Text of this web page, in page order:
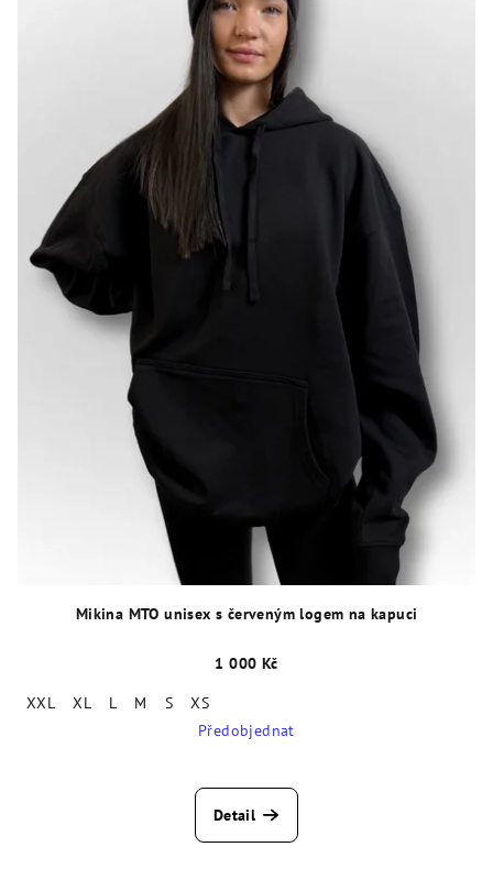
Mikina MTO unisex s červeným logem na kapuci
1 000 Kč
XXL
XL L M S
XS
Předobjednat
Detail